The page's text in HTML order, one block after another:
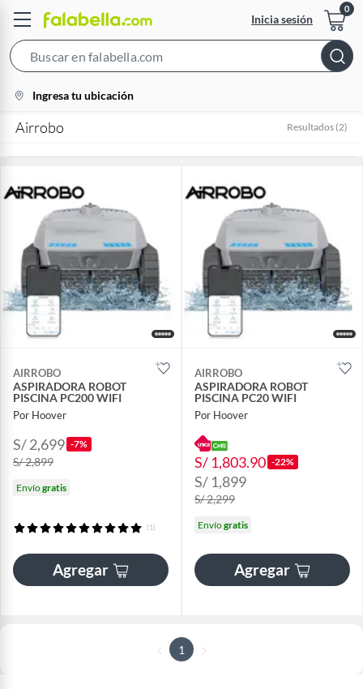
Inicia sesión
Bar
location-
icon
Ingresa tu ubicación
Airrobo Resultados (2)
AIRROBO
ASPIRADORA ROBOT
PISCINA PC200 WIFI
Por Hoover
S/ 2,699 -7%
S/ 2,899
Envíogratis
(1)
Agregar
AIRROBO
ASPIRADORA ROBOT
PISCINA PC20 WIFI
Por Hoover
S/ 1,803.90 -22%
S/ 1,899
S/ 2,299
Envíogratis
Agregar
1